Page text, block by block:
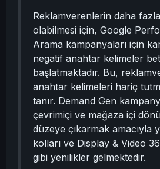
Reklamverenlerin daha
olabilmesi için, Google
Arama kampanyaları için
negatif anahtar kelimeler
başlatmaktadır. Bu,
anahtar kelimeleri hariç
tanır. Demand Gen
çevrimiçi ve mağaza içi
düzeye çıkarmak amacıyla
kolları ve Display & Video
gibi yenilikler gelmektedir.